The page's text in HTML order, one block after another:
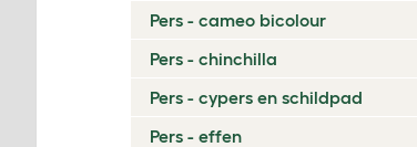
Pers - cameo bicolour
Pers - chinchilla
Pers - cypers en schildpad
Pers - effen